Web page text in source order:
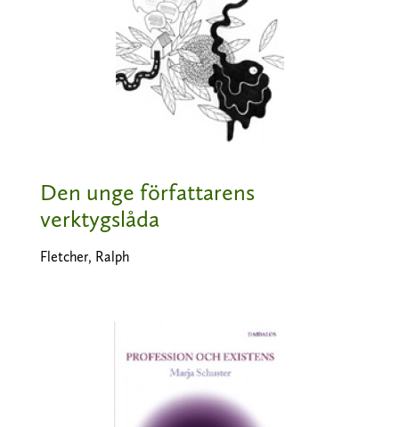
Den unge författarens
verktygslåda
Fletcher, Ralph